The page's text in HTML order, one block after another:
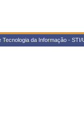
Tecnologia da Informação -